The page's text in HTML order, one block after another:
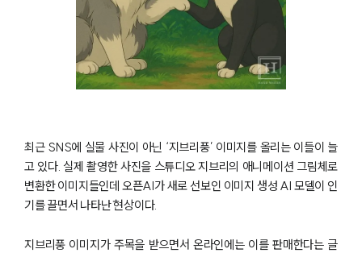
최근 SNS에 실물 사진이 아닌 ‘지브리풍’ 이미지를 올리는 이들이 늘
고 있다. 실제 촬영한 사진을 스튜디오 지브리의 애니메이션 그림체로
변환한 이미지들인데 오픈AI가 새로 선보인 이미지 생성 AI 모델이 인
기를 끌면서 나타난 현상이다.
지브리풍 이미지가 주목을 받으면서 온라인에는 이를 판매한다는 글